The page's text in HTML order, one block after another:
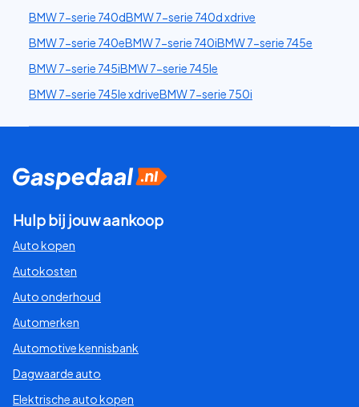
BMW 7-serie 740dBMW 7-serie 740d xdrive
BMW 7-serie 740eBMW 7-serie 740iBMW 7-serie 745e
BMW 7-serie 745iBMW 7-serie 745le
BMW 7-serie 745le xdriveBMW 7-serie 750i
Hulp bij jouw aankoop
Auto kopen
Autokosten
Auto onderhoud
Automerken
Automotive kennisbank
Dagwaarde auto
Elektrische auto kopen